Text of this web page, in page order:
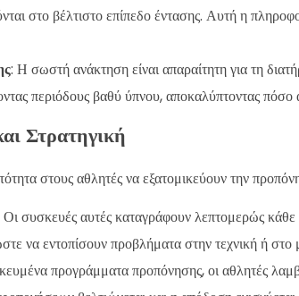
στο βέλτιστο επίπεδο έντασης. Αυτή η
: Η σωστή ανάκτηση είναι απαραίτητη για τη
περιόδους βαθύ ύπνου, αποκαλύπτοντας
Στρατηγική
στους αθλητές να εξατομικεύουν την
Οι συσκευές αυτές καταγράφουν λεπτομερώς
να εντοπίσουν προβλήματα στην τεχνική ή στο
προγράμματα προπόνησης, οι αθλητές